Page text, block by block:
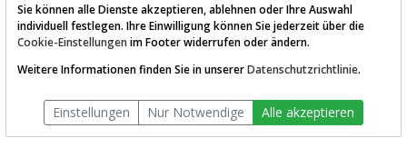
AKTIEN-TERMINAL
Die Aktienanalyse-Plattform von
TraderFox
Sie können alle Dienste akzeptieren, ablehnen oder Ihre Auswahl
individuell festlegen. Ihre Einwilligung können Sie jederzeit über die
Cookie-Einstellungen im Footer widerrufen oder ändern.
Weitere Informationen finden Sie in unsererDatenschutzrichtlinie.
Einstellungen Nur Notwendige Alle akzeptieren